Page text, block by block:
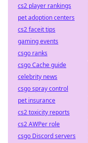
cs2 player rankings
pet adoption centers
cs2 faceit tips
gaming events
csgo ranks
csgo Cache guide
celebrity news
csgo spray control
pet insurance
cs2 toxicity reports
cs2 AWPer role
csgo Discord servers